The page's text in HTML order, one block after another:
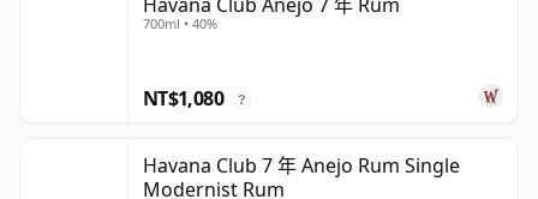
700ml • 40%
NT$1,080 ?
Havana Club 7 年 Anejo Rum Single
Modernist Rum